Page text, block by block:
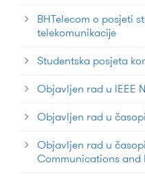
BHTelecom o posjeti
telekomunikacije
Studentska posjeta
Objavljen rad u IEEE
Objavljen rad u
Objavljen rad u
Communications and